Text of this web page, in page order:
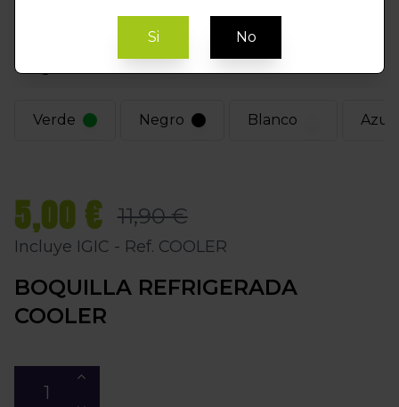
Elegir Color
Verde Negro Blanco Azul
5,00 € 11,90 €
Incluye IGIC - Ref. COOLER
BOQUILLA REFRIGERADA
COOLER
Si No